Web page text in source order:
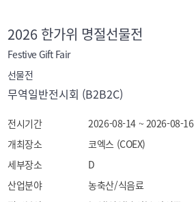
2026 한가위 명절선물전
Festive Gift Fair
선물전
무역일반전시회 (B2B2C)
전시기간
2026-08-14 ~ 2026-08-16
개최장소
코엑스 (COEX)
세부장소
D
산업분야
농축산/식음료